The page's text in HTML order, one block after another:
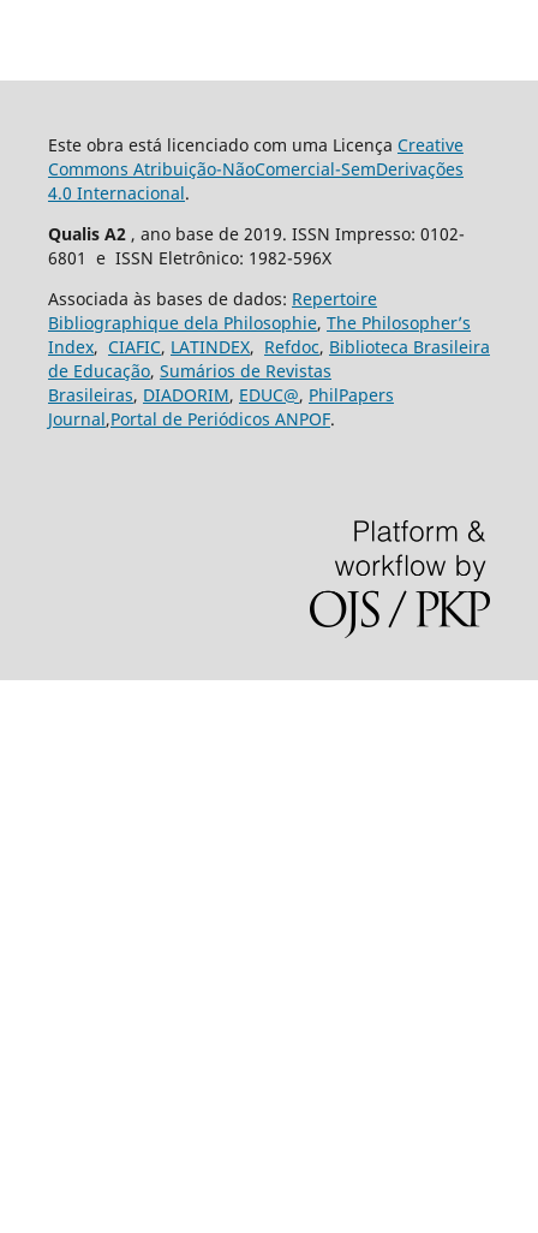
Este obra está licenciado com uma Licença Creative
Commons Atribuição-NãoComercial-SemDerivações
4.0 Internacional.
Qualis A2 , ano base de 2019. ISSN Impresso: 0102-
6801 e ISSN Eletrônico: 1982-596X
Associada às bases de dados: Repertoire
Bibliographique dela Philosophie, The Philosopher’s
Index, CIAFIC, LATINDEX, Refdoc, Biblioteca Brasileira
de Educação, Sumários de Revistas
Brasileiras, DIADORIM, EDUC@, PhilPapers
Journal,Portal de Periódicos ANPOF.